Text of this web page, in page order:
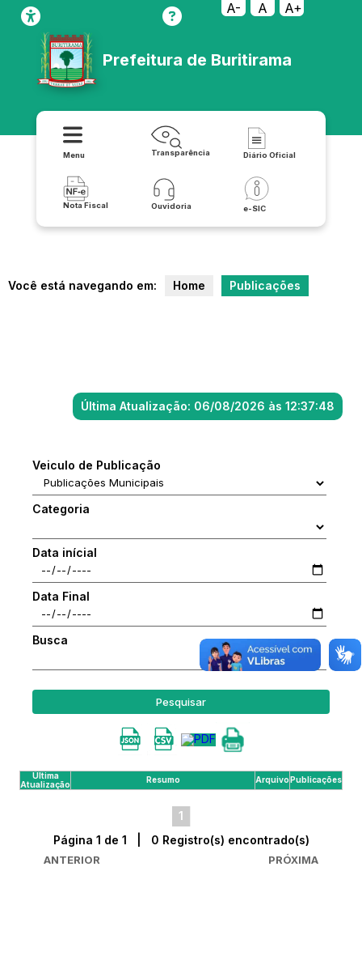
A- A A+
Prefeitura de Buritirama
Menu Transparência Diário Oficial
Nota Fiscal Ouvidoria e-SIC
Você está navegando em: Home Publicações
Última Atualização: 06/08/2026 às 12:37:48
Veiculo de Publicação
Categoria
Data inícial
Data Final
Busca
Pesquisar
Última
Atualização
Resumo ArquivoPublicações
1
ANTERIOR
Página 1 de 1 | 0 Registro(s) encontrado(s)
PRÓXIMA